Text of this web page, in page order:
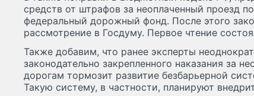
средств от штрафов за неоплаченный проезд
федеральный дорожный фонд. После этого
рассмотрение в Госдуму. Первое чтение
Также добавим, что ранее эксперты
законодательно закрепленного наказания за
дорогам тормозит развитие безбарьерной
Такую систему, в частности, планируют